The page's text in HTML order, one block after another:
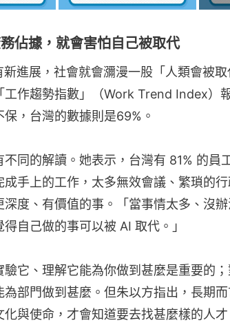
佔據，就會害怕自己被取代
新進展，社會就會瀰漫一股「人類會被
作趨勢指數」（Work Trend Index）
保，台灣的數據則是69%。
不同的解讀。她表示，台灣有 81% 的員
成手上的工作，太多無效會議、繁瑣的
深度、有價值的事。「當事情太多、沒
自己做的事可以被 AI 取代。」
驗它、理解它能為你做到甚麼是重要的
為部門做到甚麼。但朱以方指出，長期
化與使命，才會知道要去找甚麼樣的人